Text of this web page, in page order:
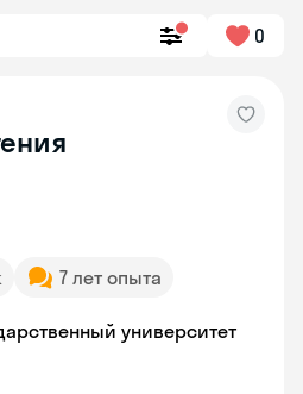
0
7 лет опыта
университет